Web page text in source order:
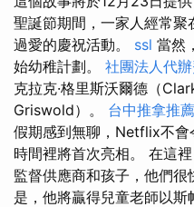
聖誕節期間，一家人經常
過愛的慶祝活動。 ssl 當然
始幼稚計劃。 社團法人代
克拉克·格里斯沃爾德（
Griswold）。 台中推拿推薦
假期感到無聊，Netflix不會
時間裡將首次亮相。 在這
監督供應商和孩子，他們很
是，他將贏得兒童老師以斯